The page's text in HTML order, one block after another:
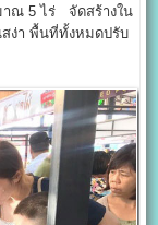
ณ 5 ไร่ จัดสร้างใน
สง่า พื้นที่ทั้งหมดปรับ